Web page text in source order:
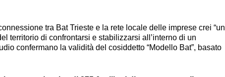
tra Bat Trieste e la rete locale delle imprese crei “un
territorio di confrontarsi e stabilizzarsi all’interno di un
confermano la validità del cosiddetto “Modello Bat”, basato